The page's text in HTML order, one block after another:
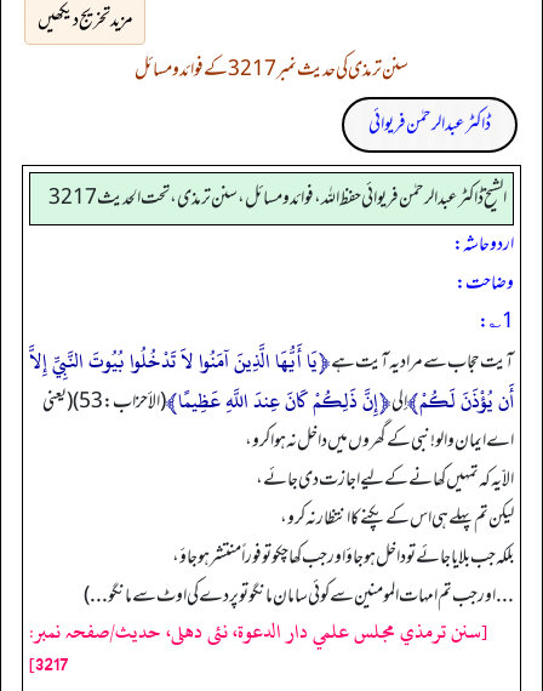
مزید تخریج دیکھیں
سنن ترمذی کی حدیث نمبر 3217 کے فوائد و مسائل
ڈاکٹر عبدالرحمٰن فریوائی
الشیخ ڈاکٹر عبد الرحمٰن فریوائی حفظ اللہ، فوائد و مسائل، سنن ترمذی، تحت الحديث 3217
اردو حاشہ:
وضاحت:
1؎:
آیت حجاب سے مراد یہ آیت ہے﴿يَا أَيُّهَا الَّذِينَ آمَنُوا لاَ تَدْخُلُوا بُيُوتَ النَّبِيِّ إِلاَّ
أَن يُؤْذَنَ لَكُمْ﴾إلى﴿إِنَّ ذَلِكُمْ كَانَ عِندَ اللَّهِ عَظِيمًا﴾
(الأحزاب: 53) (یعنی
اے ایمان والو! نبی کے گھروں میں داخل نہ ہوا کرو،
الاّ یہ کہ تمہیں کھانے کے لیے اجازت دی جائے،
لیکن تم پہلے ہی اس کے پکنے کا انتظار نہ کرو،
بلکہ جب بلایا جائے تو داخل ہو جاؤ اور جب کھا چکو تو فوراً منتشر ہو جاؤ،
...اورجب تم امہات المومنین سے کوئی سامان مانگو تو پردے کی اوٹ سے مانگو ...)
[سنن ترمذي مجلس علمي دار الدعوة، نئى دهلى، حدیث/صفحہ نمبر:
3217]